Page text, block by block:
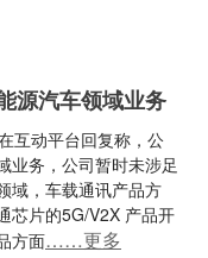
源汽车领域业务
互动平台回复称，公
业务，公司暂时未涉足
域，车载通讯产品方
芯片的5G/V2X 产品开
方面……更多